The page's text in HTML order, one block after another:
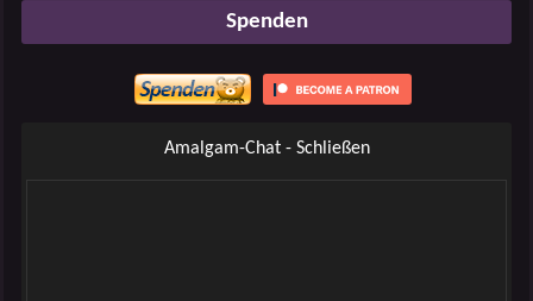
Spenden
Amalgam-Chat - Schließen